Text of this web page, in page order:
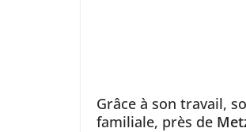
Grâce à son travail,
familiale, près de